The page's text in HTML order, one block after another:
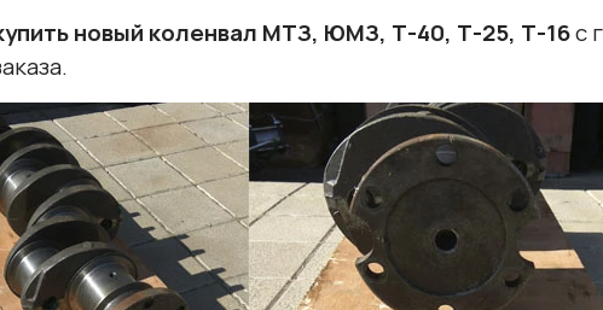
новый коленвал МТЗ, ЮМЗ, Т-40, Т-25, Т-16с